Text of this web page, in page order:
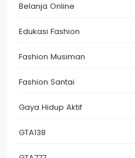
Belanja Online
Edukasi Fashion
Fashion Musiman
Fashion Santai
Gaya Hidup Aktif
GTA138